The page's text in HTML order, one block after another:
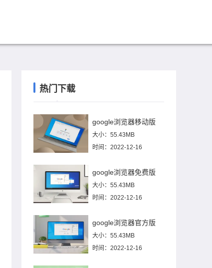
热门下载
google浏览器移动版
大小：55.43MB
时间：2022-12-16
google浏览器免费版
大小：55.43MB
时间：2022-12-16
google浏览器官方版
大小：55.43MB
时间：2022-12-16